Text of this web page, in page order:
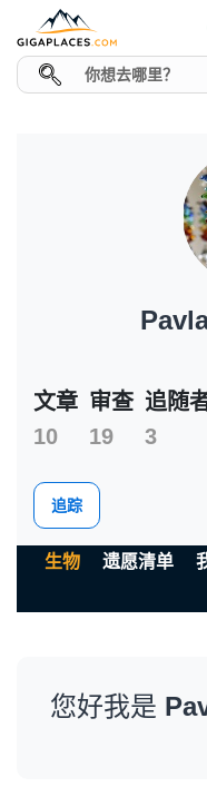
文章
10
审查
19
追随
3
追踪
生物 遗愿清单
您好我是